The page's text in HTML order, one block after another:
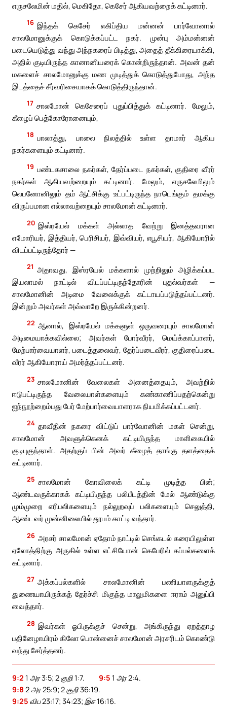
எருசலேமின் மதில், மெகிதோ, கெசேர் ஆகியவற்றைக் கட்டினார்.
16 இந்தக் கெசேர் எகிப்திய மன்னன் பார்வோனால்
சாலமோனுக்குக் கொடுக்கப்பட்ட நகர். முன்பு அம்மன்னன்
படையெடுத்து வந்து அந்நகரைப் பிடித்து, அதைத் தீக்கிரையாக்கி,
அதில் குடியிருந்த கானானியரைக் கொன்றிருந்தான். அவன் தன்
மகளைச் சாலமோனுக்கு மண முடித்துக் கொடுத்துபோது, அந்த
இடத்தைச் சீர்வரிசையாகக் கொடுத்திருந்தான்.
17 சாலமோன் கெசேரைப் புதுப்பித்துக் கட்டினார். மேலும்,
கீழைப் பெத்கோரோனையும்,
18 பாலாத்து, பாலை நிலத்தில் உள்ள தாமார் ஆகிய
நகர்களையும் கட்டினார்.
19 பண்டகசாலை நகர்கள், தேர்ப்படை நகர்கள், குதிரை வீரர்
நகர்கள் ஆகியவற்றையும் கட்டினார். மேலும், எருசலேமிலும்
லெபனோனிலும் தம் ஆட்சிக்கு உட்பட்டிருந்த நாடெங்கும் தமக்கு
விருப்பமான எல்லாவற்றையும் சாலமோன் கட்டினார்.
20 இஸ்ரயேல் மக்கள் அல்லாத வேற்று இனத்தவரான
எமோரியர், இத்தியர், பெரிசியர், இவ்வியர், எபூசியர், ஆகியோரில்
விடப்பட்டிருந்தோர் —
21 அதாவது, இஸ்ரயேல் மக்களால் முற்றிலும் அழிக்கப்பட
இயலாமல் நாட்டில் விடப்பட்டிருந்தோரின் புதல்வர்கள் —
சாலமோனின் அடிமை வேலைக்குக் கட்டாயப்படுத்தப்பட்டனர்.
இன்றும் அவர்கள் அவ்வாறே இருக்கின்றனர்.
22 ஆனால், இஸ்ரயேல் மக்களுள் ஒருவரையும் சாலமோன்
அடிமையாக்கவில்லை; அவர்கள் போர்வீரர், மெய்க்காப்பாளர்,
மேற்பார்வையாளர், படைத்தலைவர், தேர்ப்படைவீரர், குதிரைப்படை
வீரர் ஆகியோராய் அமர்த்தப்பட்டனர்.
23 சாலமோனின் வேலைகள் அனைத்தையும், அவற்றில்
ஈடுபட்டிருந்த வேலையாள்களையும் கண்காணிப்பதற்கென்று
ஐந்நூற்றைம்பது பேர் மேற்பார்வையாளராக நியமிக்கப்பட்டனர்.
24 தாவீதின் நகரை விட்டுப் பார்வோனின் மகள் சென்று,
சாலமோன் அவளுக்கெனக் கட்டியிருந்த மாளிகையில்
குடிபுகுந்தாள். அதற்குப் பின் அவர் கீழைத் தாங்கு தளத்தைக்
கட்டினார்.
25 சாலமோன் கோவிலைக் கட்டி முடித்த பின்;
ஆண்டவருக்காகக் கட்டியிருந்த பலிபீடத்தின் மேல் ஆண்டுக்கு
மும்முறை எரிபலிகளையும் நல்லுறவுப் பலிகளையும் செலுத்தி,
ஆண்டவர் முன்னிலையில் தூபம் காட்டி வந்தார்.
26 அரசர் சாலமோன் ஏதோம் நாட்டில் செங்கடல் கரையிலுள்ள
ஏலோத்திற்கு அருகில் உள்ள எட்சியோன் கெபேரில் கப்பல்களைக்
கட்டினார்.
27 அக்கப்பல்களில் சாலமோனின் பணியாளருக்குத்
துணையாயிருக்கத் தேர்ச்சி மிகுந்த மாலுமிகளை ஈராம் அனுப்பி
வைத்தார்.
28 இவர்கள் ஓபிருக்குச் சென்று, அங்கிருந்து ஏறத்தாழ
பதினேழாயிரம் கிலோ பொன்னைச் சாலமோன் அரசரிடம் கொண்டு
வந்து சேர்த்தனர்.
9:2 1 அர 3:5; 2 குறி 1:7. 9:5 1 அர 2:4.
9:8 2 அர 25:9; 2 குறி 36:19.
9:25 விப 23:17; 34:23; இச 16:16.